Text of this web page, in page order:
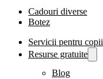
Cadouri diverse
Botez
Servicii pentru copii
Resurse gratuite
Blog